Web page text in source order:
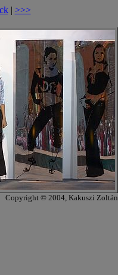
| >>>
Copyright © 2004, Kakuszi Zoltán